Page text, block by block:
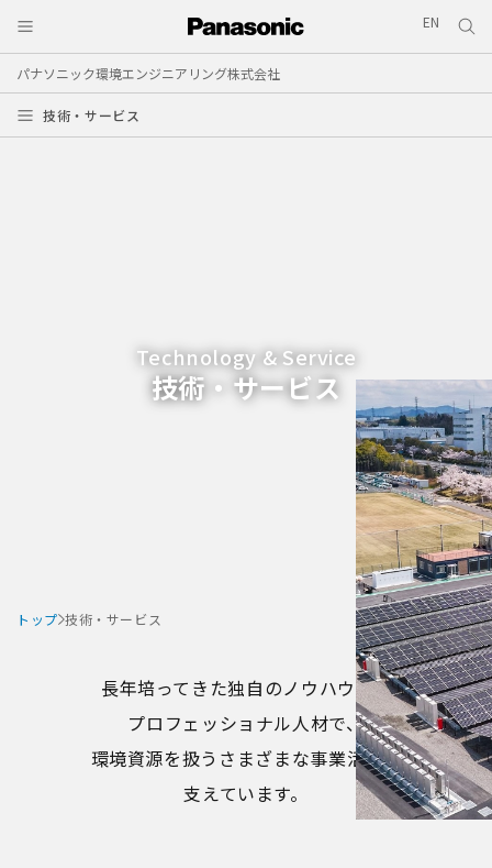
パナソニック環境エンジニアリング株式会社
EN
技術・サービス
Technology & Service
技術・サービス
トップ 技術・サービス
長年培ってきた独自のノウハウと、
プロフェッショナル人材で、
環境資源を扱うさまざまな事業活動を
支えています。